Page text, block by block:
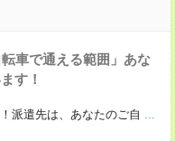
車で通える範囲」あな
す！
派遣先は、あなたのご自 ...